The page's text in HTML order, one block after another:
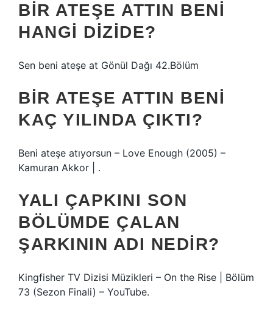
BIR ATEŞE ATTIN BENI
HANGI DIZIDE?
Sen beni ateşe at Gönül Dağı 42.Bölüm
BIR ATEŞE ATTIN BENI
KAÇ YILINDA ÇIKTI?
Beni ateşe atıyorsun – Love Enough (2005) –
Kamuran Akkor | .
YALI ÇAPKINI SON
BÖLÜMDE ÇALAN
ŞARKININ ADI NEDIR?
Kingfisher TV Dizisi Müzikleri – On the Rise | Bölüm
73 (Sezon Finali) – YouTube.